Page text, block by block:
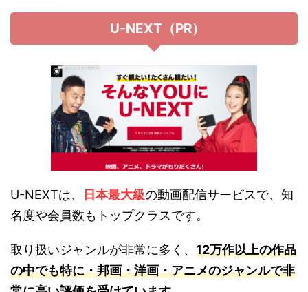
U-NEXT（PR）
U-NEXTは、 日本最大級の動画配信サービスで、知
名度や会員数もトップクラスです。
取り扱いジャンルが非常に多く、 12万作以上の作品
の中でも特に・邦画・洋画・アニメのジャンルで非